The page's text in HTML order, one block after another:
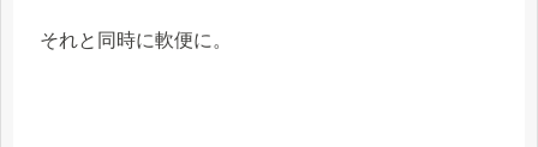
それと同時に軟便に。